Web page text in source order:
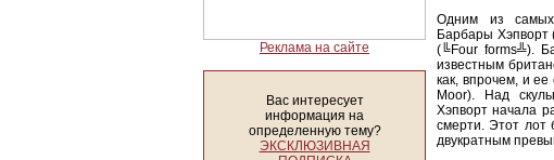
Реклама на сайте
Вас интересует
информация на
определенную тему?
ЭКСКЛЮЗИВНАЯ
Одним из самых
Барбары
(╚Four forms╩).
известным
как, впрочем, и
Moor). Над
Хэпворт начала
смерти. Этот лот
двукратным